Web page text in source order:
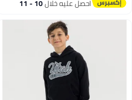
احصل عليه خلال 10 - 11